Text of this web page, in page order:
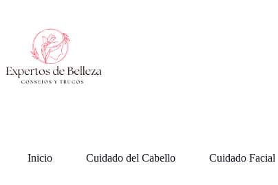
contenido
Inicio Cuidado del Cabello Cuidado Facial